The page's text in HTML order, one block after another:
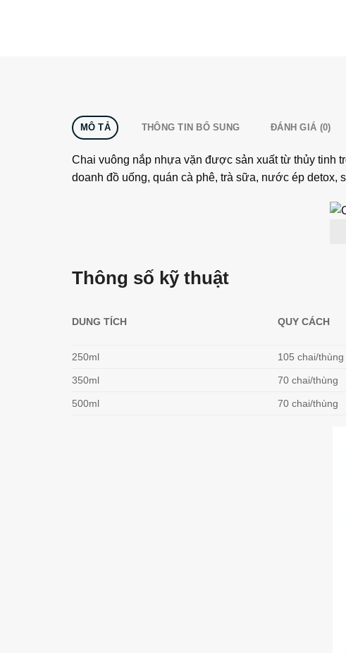
MÔ TẢ THÔNG TIN BỔ SUNG ĐÁNH GIÁ (0)
Chai vuông nắp nhựa vặn được sản xuất từ thủy tinh
doanh đồ uống, quán cà phê, trà sữa, nước ép detox,
Thông số kỹ thuật
DUNG TÍCH QUY CÁCH
250ml 105 chai/thùng
350ml 70 chai/thùng
500ml 70 chai/thùng